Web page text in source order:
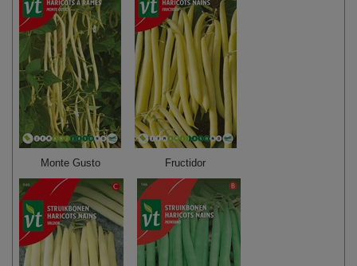
Monte Gusto Fructidor